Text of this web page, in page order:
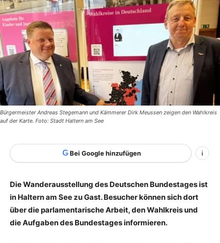
Bürgermeister Andreas Stegemann und Kämmerer Dirk Meussen zeigen den Wahlkreis
auf der Karte. Foto: Stadt Haltern am See
G Bei Google hinzufügen i
Die Wanderausstellung des Deutschen Bundestages ist
in Haltern am See zu Gast. Besucher können sich dort
über die parlamentarische Arbeit, den Wahlkreis und
die Aufgaben des Bundestages informieren.